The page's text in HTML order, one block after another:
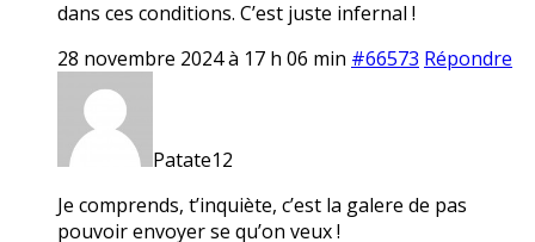
dans ces conditions. C’est juste infernal !
28 novembre 2024 à 17 h 06 min #66573 Répondre
Patate12
Je comprends, t’inquiète, c’est la galere de pas
pouvoir envoyer se qu’on veux !